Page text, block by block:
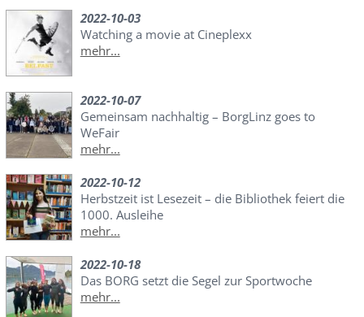
2022-10-03
Watching a movie at Cineplexx
mehr...
2022-10-07
Gemeinsam nachhaltig – BorgLinz goes to
WeFair
mehr...
2022-10-12
Herbstzeit ist Lesezeit – die Bibliothek feiert die
1000. Ausleihe
mehr...
2022-10-18
Das BORG setzt die Segel zur Sportwoche
mehr...